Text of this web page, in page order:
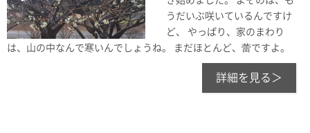
うだいぶ咲いているんですけ
ど、 やっぱり、家のまわり
は、山の中なんで寒いんでしょうね。 まだほとんど、蕾ですよ。
詳細を見る＞